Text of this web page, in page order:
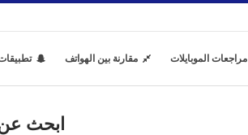
مراجعات الموبايلات مقارنة بين الهواتف
ابحث